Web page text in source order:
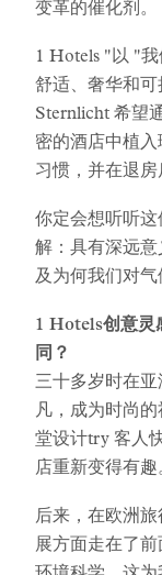
变革的催化剂。
1 Hotels "以 "
舒适、奢华和可
Sternlicht 希望
密的酒店中植
习惯，并在退房
你定会想听听
解：具有深远
及为何我们对气
1 Hotels创意灵
同？
三十多岁时在
凡，成为时尚
堂设计try 客人
店重新变得有趣
后来，在欧洲
展方面走在了